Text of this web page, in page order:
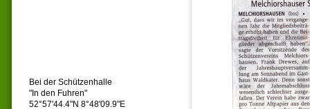
Bei der Schützenhalle
"In den Fuhren"
52°57'44.4"N 8°48'09.9"E